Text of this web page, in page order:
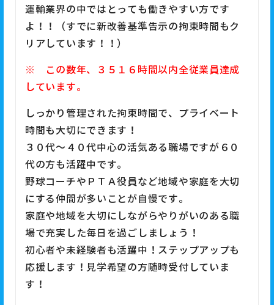
運輸業界の中ではとっても働きやすい方です
よ！！（すでに新改善基準告示の拘束時間もク
リアしています！！）
※ この数年、３５１６時間以内全従業員達成
しています。
しっかり管理された拘束時間で、プライベート
時間も大切にできます！
３０代～４０代中心の活気ある職場ですが６０
代の方も活躍中です。
野球コーチやＰＴＡ役員など地域や家庭を大切
にする仲間が多いことが自慢です。
家庭や地域を大切にしながらやりがいのある職
場で充実した毎日を過ごしましょう！
初心者や未経験者も活躍中！ステップアップも
応援します！見学希望の方随時受付していま
す！